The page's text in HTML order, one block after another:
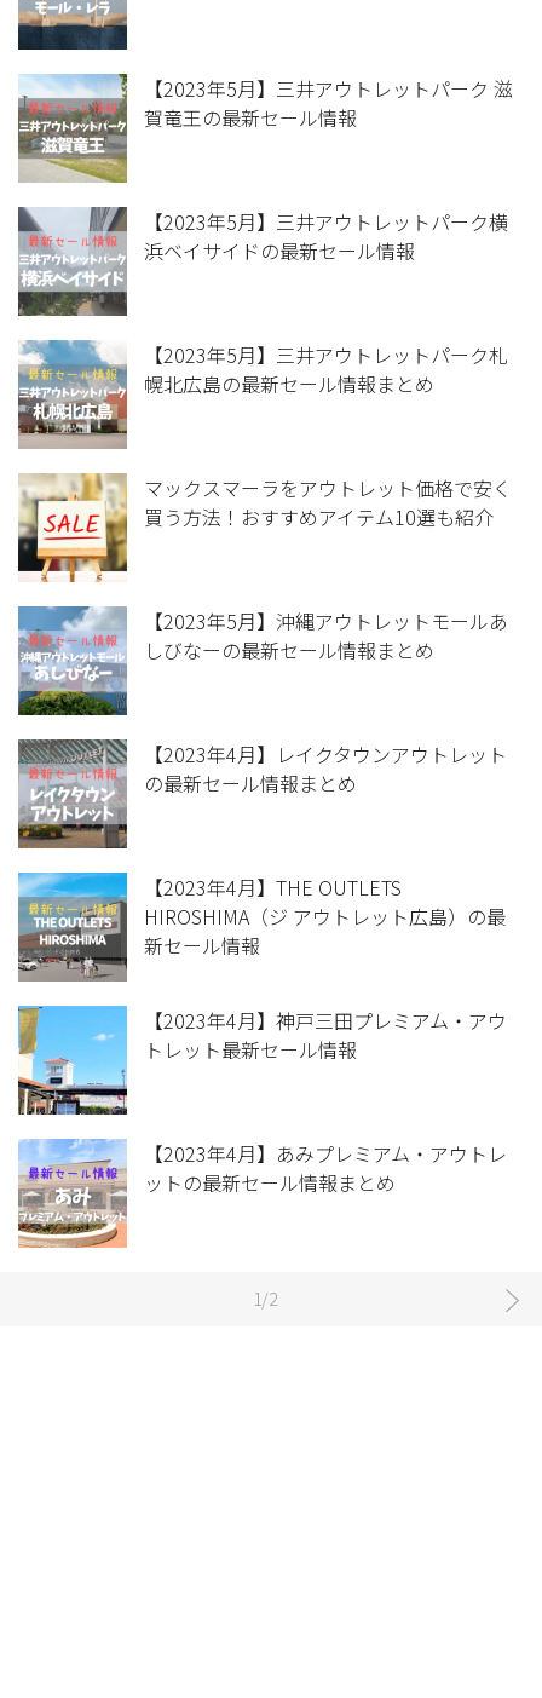
【2023年5月】三井アウトレットパーク 滋
賀竜王の最新セール情報
【2023年5月】三井アウトレットパーク横
浜ベイサイドの最新セール情報
【2023年5月】三井アウトレットパーク札
幌北広島の最新セール情報まとめ
マックスマーラをアウトレット価格で安く
買う方法！おすすめアイテム10選も紹介
【2023年5月】沖縄アウトレットモールあ
しびなーの最新セール情報まとめ
【2023年4月】レイクタウンアウトレット
の最新セール情報まとめ
【2023年4月】THE OUTLETS
HIROSHIMA（ジ アウトレット広島）の最
新セール情報
【2023年4月】神戸三田プレミアム・アウ
トレット最新セール情報
【2023年4月】あみプレミアム・アウトレ
ットの最新セール情報まとめ
1/2